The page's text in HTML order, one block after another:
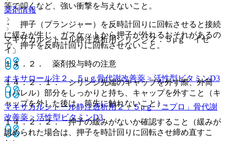
薬剤情報
マキサカルシトール静注透析用シリンジ２．５μｇ「イセ
イ」
オキサロール注２．５μｇ骨代謝改善薬 > 活性型ビタミンD3
マキサカルシトール静注透析用２．５μｇ「ニプロ」 骨代謝
改善薬 > 活性型ビタミンD3
等で叩くなど、強い衝撃を与えないこと。
・ 押子（プランジャー）を反時計回りに回転させると接続
に緩みが生じ、ガスケットから押子が外れるおそれがあるの
で、押子を反時計回りに回転させないこと。
１４．２． 薬剤投与時の注意
１４．２．１． シリンジ先端のキャップを外す際、外筒
（バレル）部分をしっかりと持ち、キャップを外すこと（キ
ャップを外した後は、筒先に触れないこと）。
１４．２．２． 押子の緩みがないか確認すること（緩みが
認められた場合は、押子を時計回りに回転させ締め直すこ